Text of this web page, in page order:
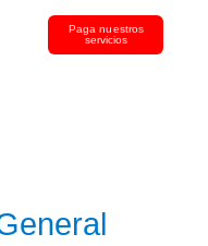
Paga nuestros
servicios